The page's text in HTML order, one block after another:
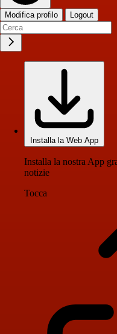
Modifica profilo Logout
Installa la Web App
Installa la nostra App
notizie
Tocca